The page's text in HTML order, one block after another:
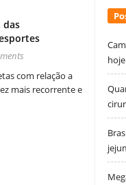
das
com relação a
mais recorrente e